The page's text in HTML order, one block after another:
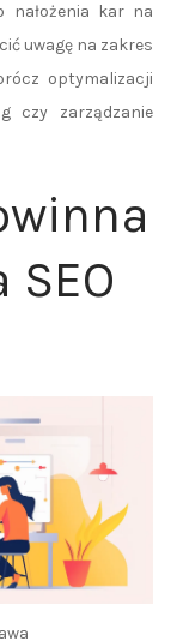
nałożenia kar na
uwagę na zakres
optymalizacji
czy zarządzanie